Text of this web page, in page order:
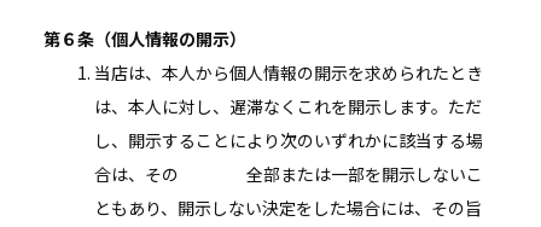
第６条（個人情報の開示）
当店は、本人から個人情報の開示を求められたとき
は、本人に対し、遅滞なくこれを開示します。ただ
し、開示することにより次のいずれかに該当する場
合は、その 全部または一部を開示しないこ
ともあり、開示しない決定をした場合には、その旨